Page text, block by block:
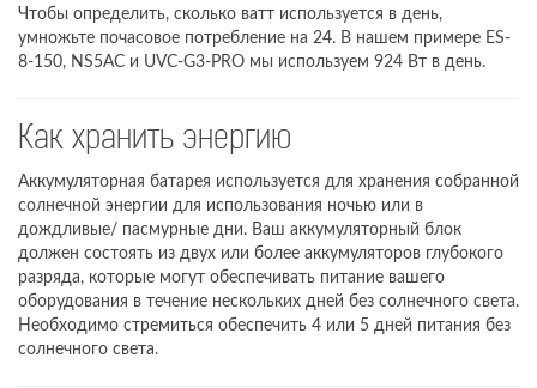
Чтобы определить, сколько ватт используется в день,
умножьте почасовое потребление на 24. В нашем примере ES-
8-150, NS5AC и UVC-G3-PRO мы используем 924 Вт в день.
Как хранить энергию
Аккумуляторная батарея используется для хранения собранной
солнечной энергии для использования ночью или в
дождливые/ пасмурные дни. Ваш аккумуляторный блок
должен состоять из двух или более аккумуляторов глубокого
разряда, которые могут обеспечивать питание вашего
оборудования в течение нескольких дней без солнечного света.
Необходимо стремиться обеспечить 4 или 5 дней питания без
солнечного света.